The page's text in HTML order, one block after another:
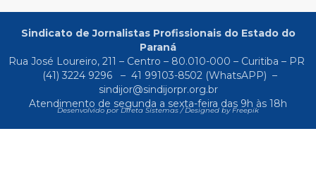
Sindicato de Jornalistas Profissionais do Estado do
Paraná
Rua José Loureiro, 211 – Centro – 80.010-000 – Curitiba – PR
(41) 3224 9296
– 41 99103-8502(WhatsAPP) –
sindijor@sindijorpr.org.br
Atendimento de segunda a sexta-feira das 9h às 18h
Desenvolvido por Direta Sistemas /Designed by Freepik